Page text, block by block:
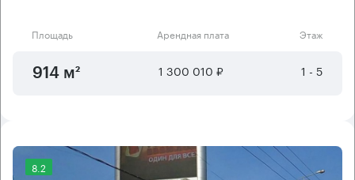
Площадь Арендная плата Этаж
914 м² 1 300 010 ₽ 1 - 5
8.2